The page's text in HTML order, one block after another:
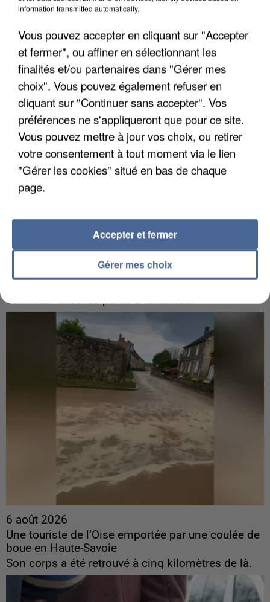
Un cofondateur du réseau avait été interpellé
Gabriel Attal et Raphaël Glucksmann visés par des
Sollicité, Sébastien Lecornu annonce un "travail
commun" avec les partis à la rentrée.
6 août 2026
Une touriste de l’Oise emportée par une coulée de
boue en Haute-Savoie
Son corps a été retrouvé à cinq kilomètres de là.
information transmitted automatically.
Vous pouvez accepter en cliquant sur "Accepter
et fermer", ou affiner en sélectionnant les
finalités et/ou partenaires dans "Gérer mes
choix". Vous pouvez également refuser en
cliquant sur "Continuer sans accepter". Vos
préférences ne s'appliqueront que pour ce site.
Vous pouvez mettre à jour vos choix, ou retirer
votre consentement à tout moment via le lien
"Gérer les cookies" situé en bas de chaque
page.
Gérer mes choix
Accepter et fermer